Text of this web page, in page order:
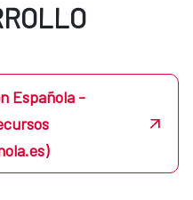
Española -